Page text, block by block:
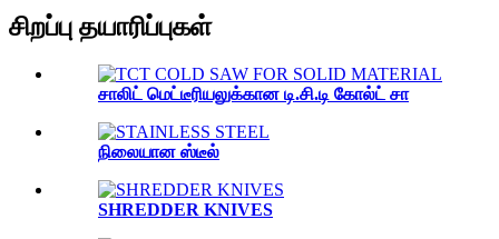
சிறப்பு தயாரிப்புகள்
சாலிட் மெட்டீரியலுக்கான டி.சி.டி கோல்ட் சா
நிலையான ஸ்டீல்
SHREDDER KNIVES